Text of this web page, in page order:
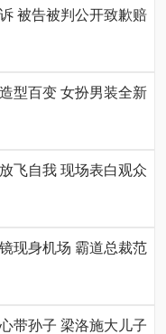
被告被判公开致歉赔
型百变 女扮男装全新
飞自我 现场表白观众
现身机场 霸道总裁范
带孙子 梁洛施大儿子